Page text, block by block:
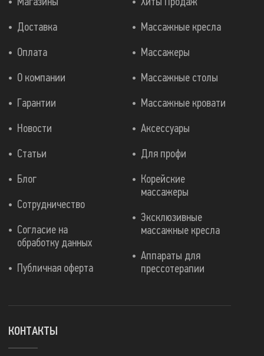
Массажные кресла
Массажеры
Массажные столы
Массажные кровати
Аксессуары
Для профи
Корейские
массажеры
Эксклюзивные
массажные кресла
Аппараты для
прессотерапии
Доставка
Оплата
О компании
Гарантии
Новости
Статьи
Блог
Сотрудничество
Согласие на
обработку данных
Публичная оферта
КОНТАКТЫ